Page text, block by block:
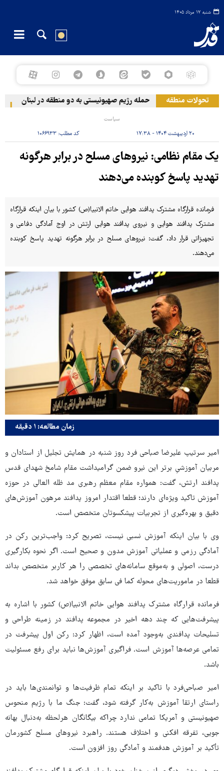
شنبه ۱۷ مرداد ۱۴۰۵
تحولات منطقه حمله رژیم صهیونیستی به دو منطقه در لبنان
سیاست
۲۰ اردیبهشت ۱۴۰۴ - ۱۷:۳۸ کد مطلب: ۱۰۶۶۹۳۳
یک مقام نظامی: نیروهای مسلح در برابر هرگونه
تهدید پاسخ کوبنده می‌دهند
فرمانده قرارگاه مشترک پدافند هوایی خاتم الانبیا(ص) کشور با بیان اینکه قرارگاه
مشترک پدافند هوایی و نیروی پدافند هوایی ارتش در اوج آمادگی دفاعی و
تجهیزاتی قرار داد، گفت: نیروهای مسلح در برابر هرگونه تهدید پاسخ کوبنده
می‌دهند.
زمان مطالعه: ۱ دقیقه
امیر سرتیپ علیرضا صباحی فرد روز شنبه در همایش تجلیل از استادان و
مربیان آموزشیِ برتر این نیرو ضمن گرامیداشت مقام شامخ شهدای قدس
پدافند ارتش، گفت: همواره مقام معظم رهبری مد ظله العالی در حوزه
آموزش تاکید ویژه‌ای دارند؛ قطعا اقتدار امروز پدافند مرهون آموزش‌های
دقیق و بهره‌گیری از تجربیات پیشکسوتان متخصص است.
وی با بیان اینکه آموزش نسبی نیست، تصریح کرد: واجب‌ترین رکن در
آمادگی رزمی و عملیاتی آموزش مدون و صحیح است. اگر نحوه بکارگیری
درست، اصولی و به‌موقع سامانه‌های تخصصی را هر کاربر متخصص بداند
قطعا در ماموریت‌های محوله کما فی سابق موفق خواهد شد.
فرمانده قرارگاه مشترک پدافند هوایی خاتم الانبیا(ص) کشور با اشاره به
پیشرفت‌هایی که چند دهه اخیر در مجموعه پدافند در زمینه طراحی و
تسلیحات پدافندی به‌وجود آمده است، اظهار کرد: رکن اول پیشرفت در
تمامی عرصه‌ها آموزش است. فراگیری آموزش‌ها نباید برای رفع مسئولیت
باشد.
امیر صباحی‌فرد با تاکید بر اینکه تمام ظرفیت‌ها و توانمندی‌ها باید در
راستای ارتقا آموزش به‌کار گرفته شود، گفت: جنگ ما با رژیم منحوس
صهیونیستی و آمریکا تمامی ندارد چراکه بیگانگان هرلحظه به‌دنبال بهانه
جویی، تفرقه افکنی و اختلاف هستند. راهبرد نیروهای مسلح کشورمان
تأکید بر آموزش هدفمند و آمادگی روز افزون است.